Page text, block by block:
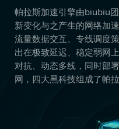
帕拉斯加速引擎由biubiu
新变化与之产生的网络加
流量数据交互、专线调度
出在极致延迟、稳定弱网
对抗、动态多线，同时部
网，四大黑科技组成了帕